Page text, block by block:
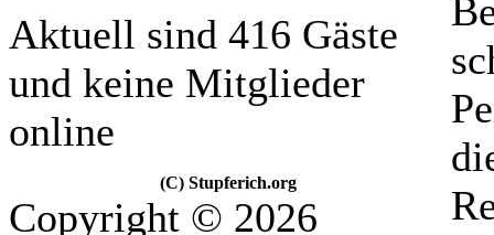
Aktuell sind 416 Gäste
und keine Mitglieder
online
(C) Stupferich.org
Copyright © 2026